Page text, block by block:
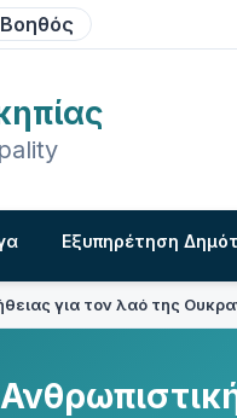
Εξυπηρέτηση
για τον λαό της